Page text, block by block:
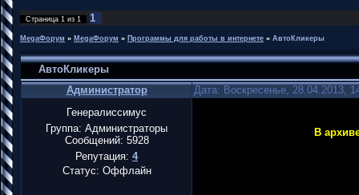
Страница 1 из 1 1
MegaФорум » MegaФорум » Программы для работы в интернете » АвтоКликеры
АвтоКликеры
Администратор
Дата: Воскресенье, 28.04.2013,
Генералиссимус
Группа: Администраторы
Сообщений: 5928
Репутация: 4
Статус: Оффлайн
В